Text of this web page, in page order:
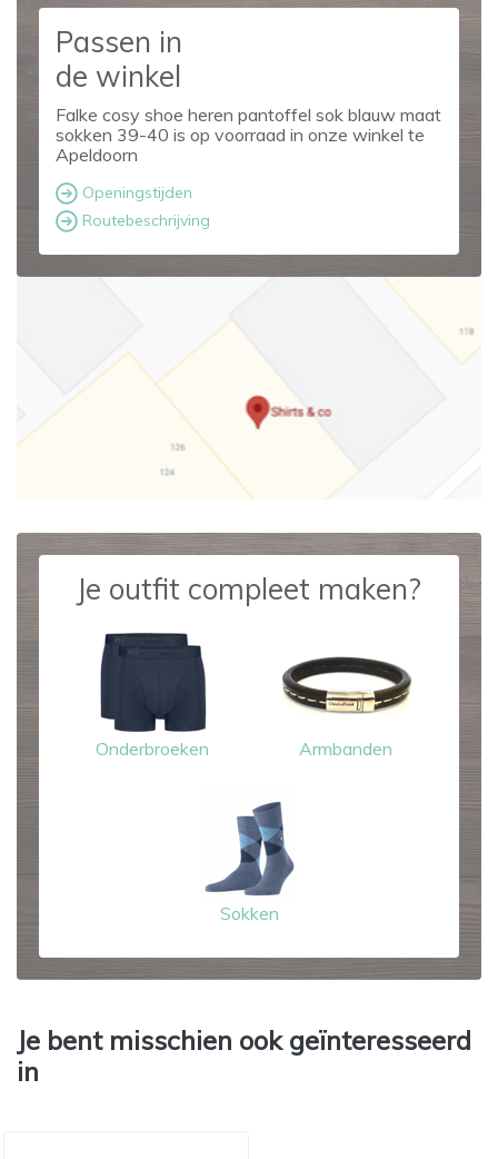
Passen in
de winkel
Falke cosy shoe heren pantoffel sok blauw maat
sokken 39-40 is op voorraad in onze winkel te
Apeldoorn
Openingstijden
Routebeschrijving
Je outfit compleet maken?
Onderbroeken Armbanden
Sokken
Je bent misschien ook geïnteresseerd
in